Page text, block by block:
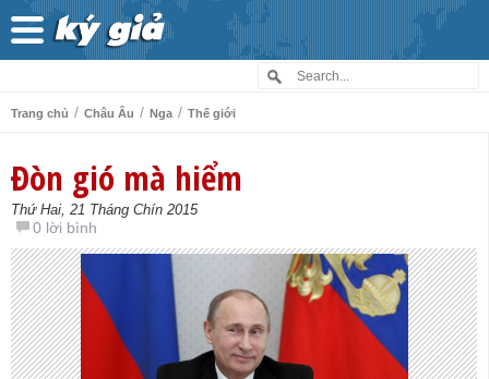
Trang chủ / Châu Âu / Nga / Thế giới
Đòn gió mà hiểm
Thứ Hai, 21 Tháng Chín 2015
0 lời bình